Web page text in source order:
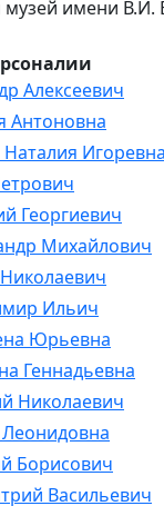
музей имени В.И.
Алексеевич
Антоновна
Игоревна
Георгиевич
Михайлович
Ильич
Юрьевна
Геннадьевна
Николаевич
Борисович
Васильевич